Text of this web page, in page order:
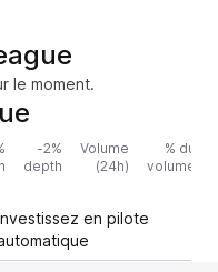
le moment.
-2%
depth
Volume
(24h)
% du
volume
en pilote